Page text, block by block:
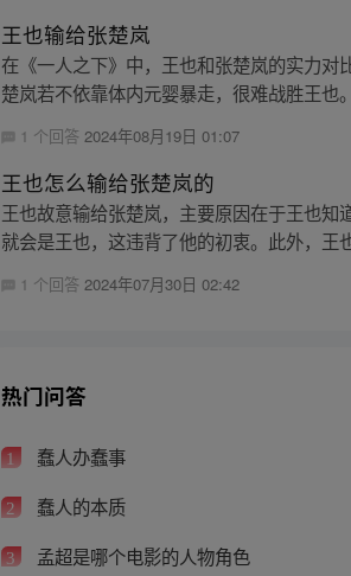
王也输给张楚岚
在《一人之下》中，王也和张楚岚的实力
楚岚若不依靠体内元婴暴走，很难战胜王也
1 个回答 2024年08月19日 01:07
王也怎么输给张楚岚的
王也故意输给张楚岚，主要原因在于王也
就会是王也，这违背了他的初衷。此外，王
1 个回答2024年07月30日 02:42
热门问答
1 蠢人办蠢事
2 蠢人的本质
3 孟超是哪个电影的人物角色